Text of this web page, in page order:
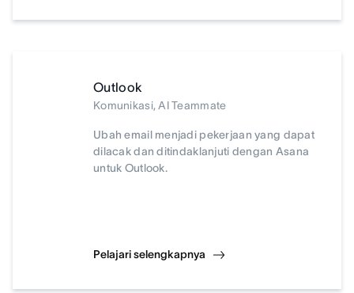
Outlook
Komunikasi, AI Teammate
Ubah email menjadi pekerjaan yang dapat
dilacak dan ditindaklanjuti dengan Asana
untuk Outlook.
Pelajari selengkapnya